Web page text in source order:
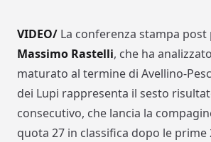
VIDEO/ La conferenza stampa
Massimo Rastelli, che ha
maturato al termine di Avellino-
dei Lupi rappresenta il sesto
consecutivo, che lancia la
quota 27 in classifica dopo le